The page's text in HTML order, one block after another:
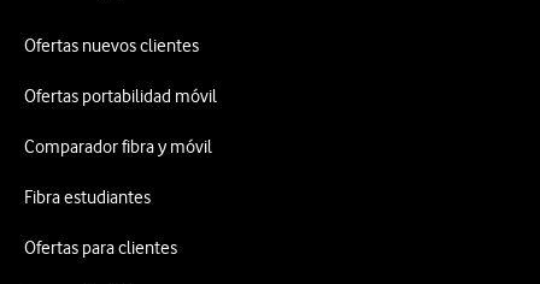
Ofertas nuevos clientes
Ofertas portabilidad móvil
Comparador fibra y móvil
Fibra estudiantes
Ofertas para clientes